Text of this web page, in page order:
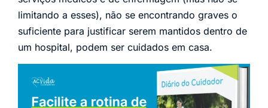
limitando a esses), não se encontrando graves o
suficiente para justificar serem mantidos dentro de
um hospital, podem ser cuidados em casa.